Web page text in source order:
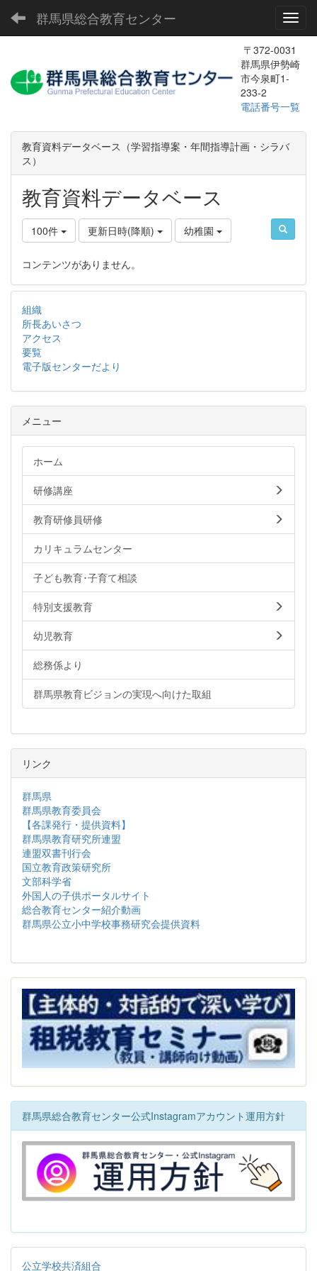
群馬県総合教育センター
〒372-0031
群馬県伊勢崎
市今泉町1-
233-2
電話番号一覧
教育資料データベース（学習指導案・年間指導計画・シラバ
ス）
教育資料データベース
100件 更新日時(降順) 幼稚園
コンテンツがありません。
組織
所長あいさつ
アクセス
要覧
電子版センターだより
メニュー
ホーム
研修講座
教育研修員研修
カリキュラムセンター
子ども教育･子育て相談
特別支援教育
幼児教育
総務係より
群馬県教育ビジョンの実現へ向けた取組
リンク
群馬県
群馬県教育委員会
【各課発行・提供資料】
群馬県教育研究所連盟
連盟双書刊行会
国立教育政策研究所
文部科学省
外国人の子供ポータルサイト
総合教育センター紹介動画
群馬県公立小中学校事務研究会提供資料
群馬県総合教育センター公式Instagramアカウント運用方針
公立学校共済組合